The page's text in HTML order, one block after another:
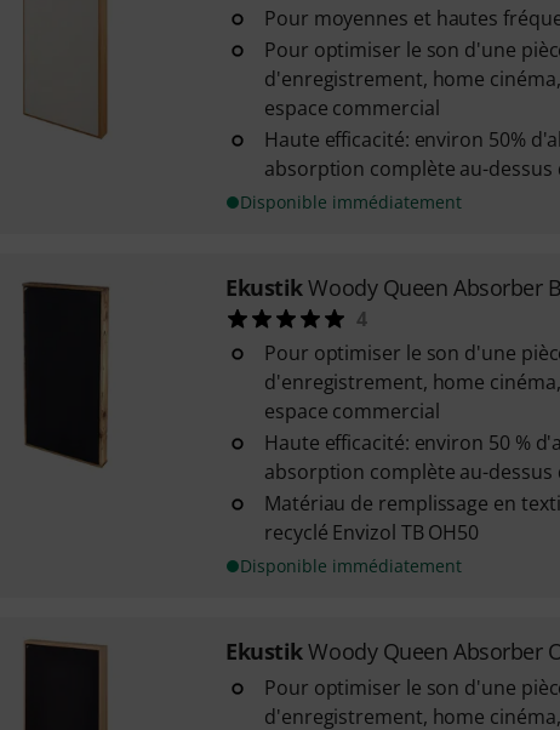
Pour moyennes et hautes
Pour optimiser le son d'une
d'enregistrement, home
espace commercial
Haute efficacité: environ 50%
absorption complète au-dessus
Disponible immédiatement
EkustikWoody Queen Absorber
4
Pour optimiser le son d'une
d'enregistrement, home
espace commercial
Haute efficacité: environ 50 %
absorption complète au-dessus
Matériau de remplissage en
recyclé Envizol TB OH50
Disponible immédiatement
EkustikWoody Queen Absorber
Pour optimiser le son d'une
d'enregistrement, home